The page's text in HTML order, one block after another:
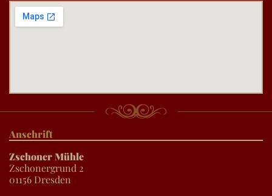
Anschrift
Zschoner Mühle
Zschonergrund 2
01156 Dresden